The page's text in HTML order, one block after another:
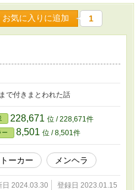
お気に入りに追加 1
で付きまとわれた話
228,671 位 / 228,671件
ー 8,501 位 / 8,501件
ーカー メンヘラ
日 2024.03.30 登録日 2023.01.15